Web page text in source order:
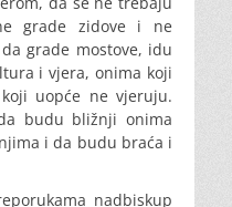
grade zidove i ne
grade mostove, idu
i vjera, onima koji
uopće ne vjeruju.
budu bližnji onima
i da budu braća i
nadbiskup